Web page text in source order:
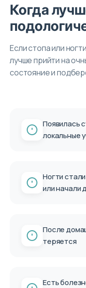
Когда
Если стопа или
лучше прийти на
состояние и
Появилась
локальные
Ногти
или начали
После
теряется
Есть